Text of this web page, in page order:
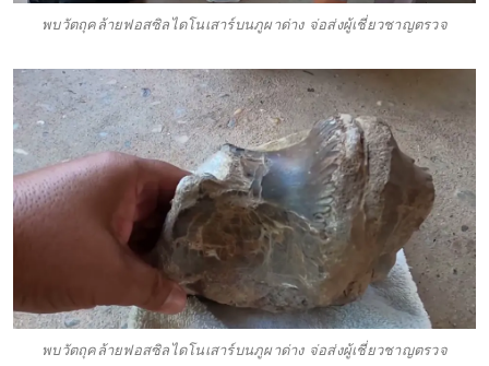
พบวัตถุคล้ายฟอสซิลไดโนเสาร์บนภูผาด่าง จ่อส่งผู้เชี่ยวชาญตรวจ
พบวัตถุคล้ายฟอสซิลไดโนเสาร์บนภูผาด่าง จ่อส่งผู้เชี่ยวชาญตรวจ